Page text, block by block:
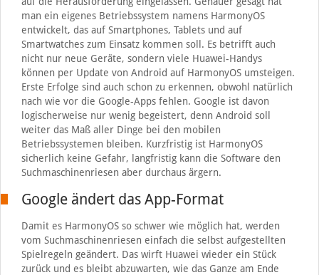
man ein eigenes Betriebssystem namens HarmonyOS
entwickelt, das auf Smartphones, Tablets und auf
Smartwatches zum Einsatz kommen soll. Es betrifft auch
nicht nur neue Geräte, sondern viele Huawei-Handys
können per Update von Android auf HarmonyOS umsteigen.
Erste Erfolge sind auch schon zu erkennen, obwohl natürlich
nach wie vor die Google-Apps fehlen. Google ist davon
logischerweise nur wenig begeistert, denn Android soll
weiter das Maß aller Dinge bei den mobilen
Betriebssystemen bleiben. Kurzfristig ist HarmonyOS
sicherlich keine Gefahr, langfristig kann die Software den
Suchmaschinenriesen aber durchaus ärgern.
Google ändert das App-Format
Damit es HarmonyOS so schwer wie möglich hat, werden
vom Suchmaschinenriesen einfach die selbst aufgestellten
Spielregeln geändert. Das wirft Huawei wieder ein Stück
zurück und es bleibt abzuwarten, wie das Ganze am Ende